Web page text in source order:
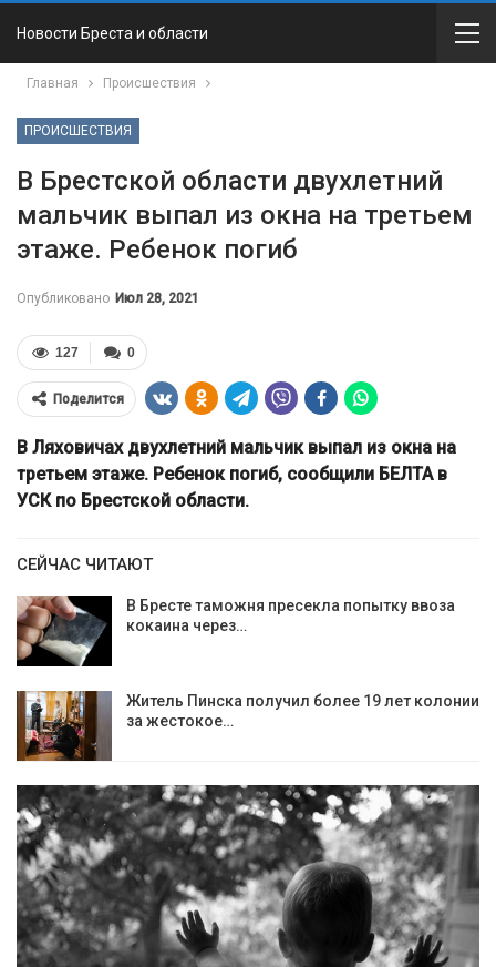
Новости Бреста и области
Главная Происшествия
ПРОИСШЕСТВИЯ
В Брестской области двухлетний
мальчик выпал из окна на третьем
этаже. Ребенок погиб
Опубликовано Июл 28, 2021
0
127
Поделится
В Ляховичах двухлетний мальчик выпал из окна на
третьем этаже. Ребенок погиб, сообщили БЕЛТА в
УСК по Брестской области.
СЕЙЧАС ЧИТАЮТ
В Бресте таможня пресекла попытку ввоза
кокаина через…
Житель Пинска получил более 19 лет колонии
за жестокое…